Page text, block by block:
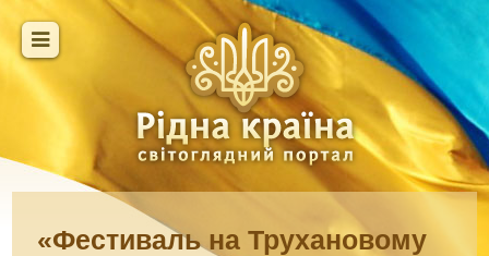
«Фестиваль на Трухановому